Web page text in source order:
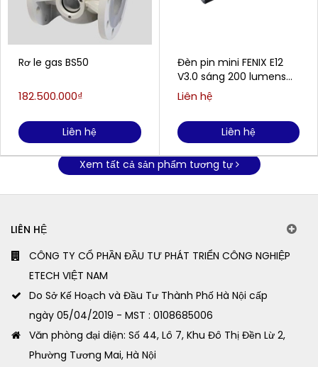
Rơ le gas BS50
182.500.000₫
Liên hệ
Đèn pin mini FENIX E12
V3.0 sáng 200 lumens
chiếu xa 78m
Liên hệ
Liên hệ
Xem tất cả sản phẩm tương tự
LIÊN HỆ
CÔNG TY CỔ PHẦN ĐẦU TƯ PHÁT TRIỂN CÔNG NGHIỆP
ETECH VIỆT NAM
Do Sở Kế Hoạch và Đầu Tư Thành Phố Hà Nội cấp
ngày 05/04/2019 - MST : 0108685006
Văn phòng đại diện: Số 44, Lô 7, Khu Đô Thị Đền Lừ 2,
Phường Tương Mai, Hà Nội